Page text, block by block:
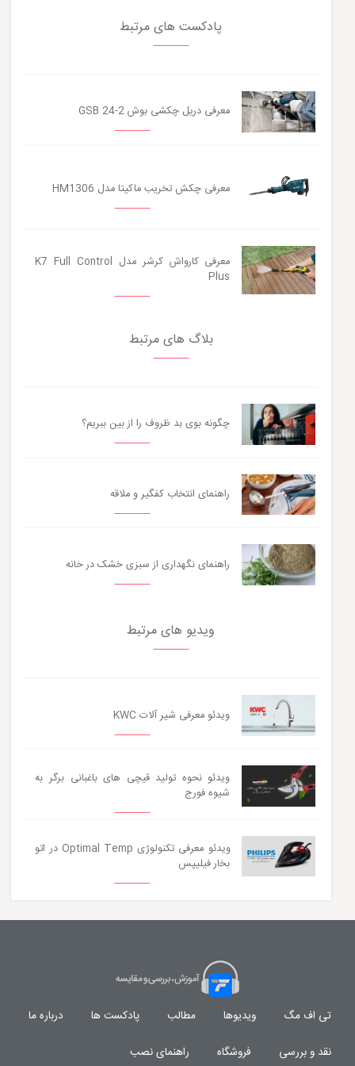
پادکست های مرتبط
معرفی دریل چکشی بوش GSB 24-2
معرفی چکش تخریب ماکیتا مدل HM1306
معرفی کارواش کرشر مدل K7 Full Control
Plus
بلاگ های مرتبط
چگونه بوی بد ظروف را از بین ببریم؟
راهنمای انتخاب کفگیر و ملاقه
راهنمای نگهداری از سبزی خشک در خانه
ویدیو های مرتبط
ویدئو معرفی شیر آلات KWC
ویدئو نحوه تولید قیچی های باغبانی برگر به
شیوه فورج
ویدئو معرفی تکنولوژی Optimal Temp در اتو
بخار فیلیپس
تی اف مگ ویدیوها مطالب پادکست ها درباره ما
نقد و بررسی فروشگاه راهنمای نصب